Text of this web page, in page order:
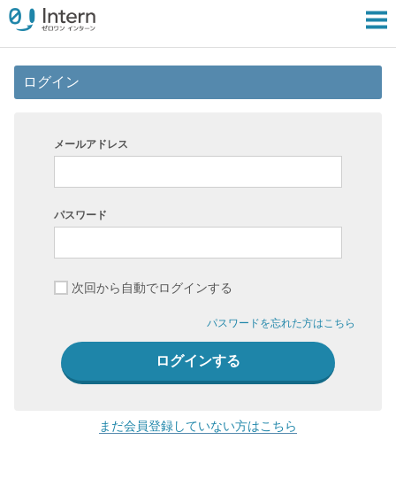
ログイン
メールアドレス
パスワード
次回から自動でログインする
パスワードを忘れた方はこちら
まだ会員登録していない方はこちら